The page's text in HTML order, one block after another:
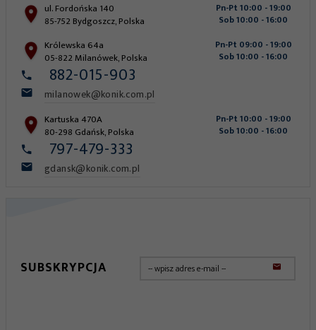
882-015-903
milanowek@konik.com.pl
Królewska 64a
05-822 Milanówek,Polska
Pn-Pt 09:00 - 19:00
Sob 10:00 - 16:00
797-479-333
gdansk@konik.com.pl
Kartuska 470A
80-298 Gdańsk,Polska
Pn-Pt 10:00 - 19:00
Sob 10:00 - 16:00
ul. Fordońska 140
85-752 Bydgoszcz,Polska
Pn-Pt 10:00 - 19:00
Sob 10:00 - 16:00
SUBSKRYPCJA